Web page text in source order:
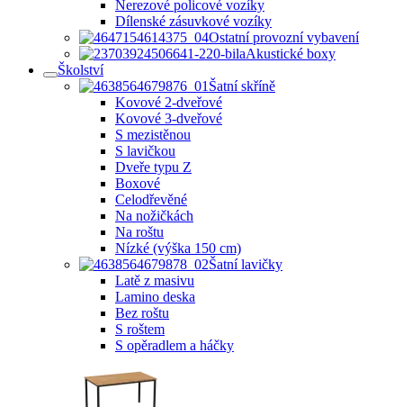
Nerezové policové vozíky
Dílenské zásuvkové vozíky
Ostatní provozní vybavení
Akustické boxy
Školství
Šatní skříně
Kovové 2-dveřové
Kovové 3-dveřové
S mezistěnou
S lavičkou
Dveře typu Z
Boxové
Celodřevěné
Na nožičkách
Na roštu
Nízké (výška 150 cm)
Šatní lavičky
Latě z masivu
Lamino deska
Bez roštu
S roštem
S opěradlem a háčky